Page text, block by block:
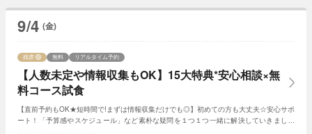
9/4 (金)
【人数未定や情報収集もOK】15大特典*安心相談×無
料コース試食
残席 無料 リアルタイム予約
【直前予約もOK★短時間で!まずは情報収集だけでも◎】初めての方も大丈夫☆安心サポ
ート！「予算感やスケジュール」など素朴な疑問を１つ１つ一緒に解決していきましょ